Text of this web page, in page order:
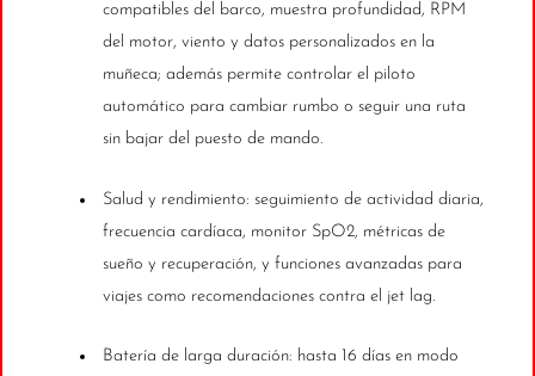
compatibles del barco, muestra profundidad, RPM
del motor, viento y datos personalizados en la
muñeca; además permite controlar el piloto
automático para cambiar rumbo o seguir una ruta
sin bajar del puesto de mando.
Salud y rendimiento: seguimiento de actividad diaria,
frecuencia cardíaca, monitor SpO2, métricas de
sueño y recuperación, y funciones avanzadas para
viajes como recomendaciones contra el jet lag.
Batería de larga duración: hasta 16 días en modo